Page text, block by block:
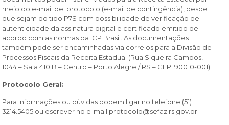
meio do e-mail de protocolo (e-mail de contingência), desde
que sejam do tipo P7S com possibilidade de verificação de
autenticidade da assinatura digital e certificado emitido de
acordo com as normas da ICP Brasil. As documentações
também pode ser encaminhadas via correios para a Divisão de
Processos Fiscais da Receita Estadual (Rua Siqueira Campos,
1044 – Sala 410 B – Centro – Porto Alegre / RS – CEP: 90010-001).
Protocolo Geral:
Para informações ou dúvidas podem ligar no telefone (51)
3214.5405 ou escrever no e-mail protocolo@sefaz.rs.gov.br.